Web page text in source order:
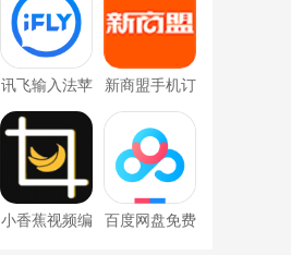
讯飞输入法苹
果手机
新商盟手机订
小香蕉视频编 百度网盘免费